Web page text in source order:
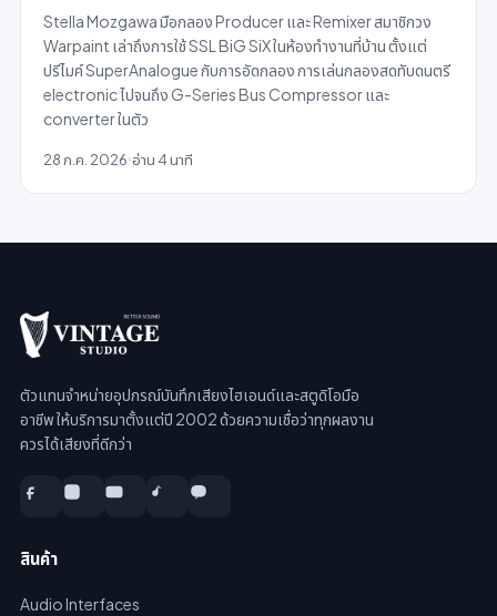
Stella Mozgawa มือกลอง Producer และ Remixer สมาชิกวง
Warpaint เล่าถึงการใช้ SSL BiG SiX ในห้องทำงานที่บ้าน ตั้งแต่
ปรีไมค์ SuperAnalogue กับการอัดกลอง การเล่นกลองสดทับดนตรี
electronic ไปจนถึง G-Series Bus Compressor และ
converter ในตัว
28 ก.ค. 2026 อ่าน 4 นาที
ตัวแทนจำหน่ายอุปกรณ์บันทึกเสียงไฮเอนด์และสตูดิโอมือ
อาชีพ ให้บริการมาตั้งแต่ปี 2002 ด้วยความเชื่อว่าทุกผลงาน
ควรได้เสียงที่ดีกว่า
สินค้า
Audio Interfaces